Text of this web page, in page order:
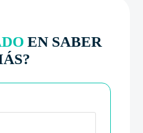
EN SABER